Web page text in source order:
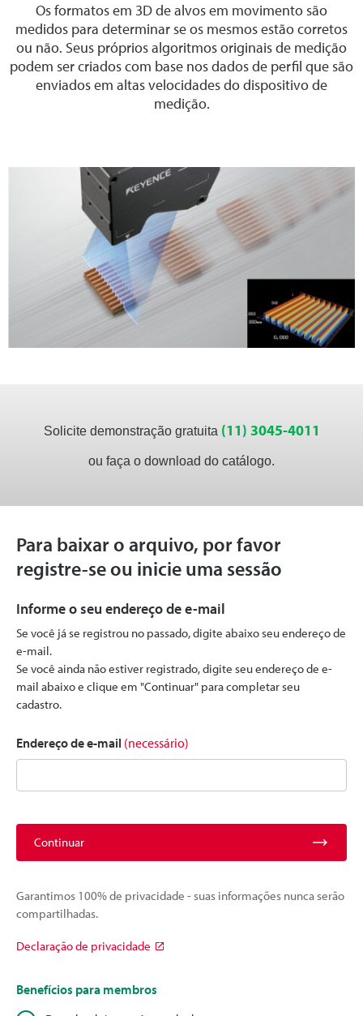
Os formatos em 3D de alvos em movimento são
medidos para determinar se os mesmos estão corretos
ou não. Seus próprios algoritmos originais de medição
podem ser criados com base nos dados de perfil que são
enviados em altas velocidades do dispositivo de
medição.
Solicite demonstração gratuita (11) 3045-4011
ou faça o download do catálogo.
Para baixar o arquivo, por favor
registre-se ou inicie uma sessão
Informe o seu endereço de e-mail
Se você já se registrou no passado, digite abaixo seu endereço de
e-mail.
Se você ainda não estiver registrado, digite seu endereço de e-
mail abaixo e clique em "Continuar" para completar seu
cadastro.
Endereço de e-mail (necessário)
Continuar
Garantimos 100% de privacidade - suas informações nunca serão
compartilhadas.
Declaração de privacidade
Benefícios para membros